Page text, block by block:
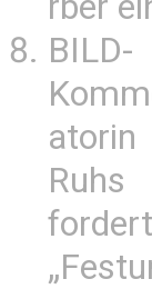
BILD-
atorin
Ruhs
fordert